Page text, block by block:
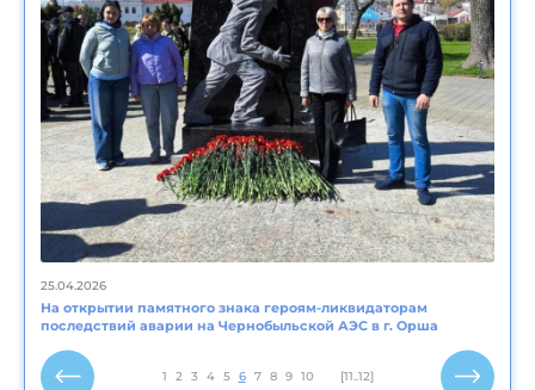
25.04.2026
На открытии памятного знака героям-ликвидаторам
последствий аварии на Чернобыльской АЭС в г. Орша
1 2 3 4 5 6 7 8 9 10 [11..12]